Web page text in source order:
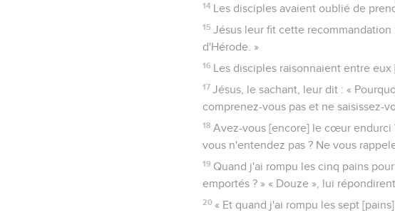
14 Les disciples avaient oublié de
15 Jésus leur fit cette
d'Hérode. »
16 Les disciples raisonnaient entre
17 Jésus, le sachant, leur dit : «
comprenez-vous pas et ne saisissez-
18 Avez-vous [encore] le cœur endurci
vous n'entendez pas ? Ne vous
19 Quand j'ai rompu les cinq pains
emportés ? » « Douze », lui
20 « Et quand j'ai rompu les sept